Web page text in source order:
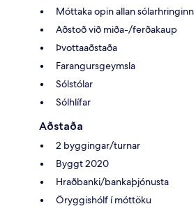
Móttaka opin allan sólarhringinn
Aðstoð við miða-/ferðakaup
Þvottaaðstaða
Farangursgeymsla
Sólstólar
Sólhlífar
Aðstaða
2 byggingar/turnar
Byggt 2020
Hraðbanki/bankaþjónusta
Öryggishólf í móttöku